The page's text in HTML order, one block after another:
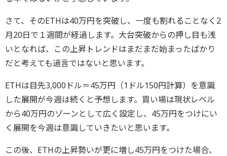
さて、そのETHは40万円を突破し、一度も割れることなく2
月20日で１週間が経過します。大台突破からの押し目も浅
いとなれば、この上昇トレンドはまだまだ始まったばかり
だと考えても過言ではないと思います。
ETHは目先3,000ドル＝45万円（1ドル150円計算）を意識
した展開が今週は続くと予想します。買い場は現状レベル
から40万円のゾーンとして広く設定し、45万円をつけにい
く展開を今週は意識していきたいと思います。
この後、ETHの上昇勢いが更に増し45万円をつけた場合、